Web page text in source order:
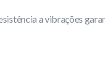
a vibrações